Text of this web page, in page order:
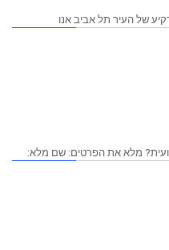
של העיר תל אביב אנו
מלא את הפרטים: שם מלא: